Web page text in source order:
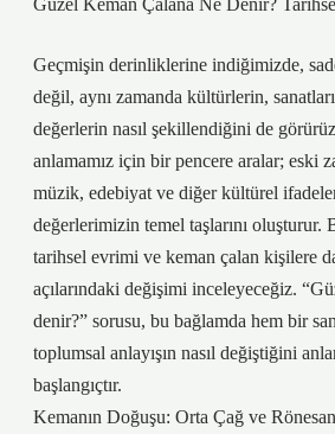
Güzel Keman Çalana Ne Denir?
Geçmişin derinliklerine indiğimizde,
değil, aynı zamanda kültürlerin,
değerlerin nasıl şekillendiğini de
anlamamız için bir pencere aralar; eski
müzik, edebiyat ve diğer kültürel
değerlerimizin temel taşlarını oluşturur.
tarihsel evrimi ve keman çalan kişilere
açılarındaki değişimi inceleyeceğiz.
denir?” sorusu, bu bağlamda hem bir
toplumsal anlayışın nasıl değiştiğini
başlangıçtır.
Kemanın Doğuşu: Orta Çağ ve